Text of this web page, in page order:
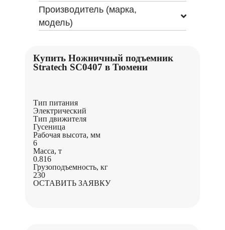
Производитель (марка,
модель)
Купить Ножничный подъемник
Stratech SC0407 в Тюмени
Тип питания
Электрический
Тип движителя
Гусеница
Рабочая высота, мм
6
Масса, т
0.816
Грузоподъемность, кг
230
ОСТАВИТЬ ЗАЯВКУ